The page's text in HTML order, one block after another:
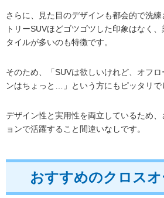
さらに、見た目のデザインも都会的で洗
トリーSUVほどゴツゴツした印象はなく
タイルが多いのも特徴です。
そのため、「SUVは欲しいけれど、オフ
ンはちょっと…」という方にもピッタリで
デザイン性と実用性を両立しているため
ョンで活躍すること間違いなしです。
おすすめのクロス